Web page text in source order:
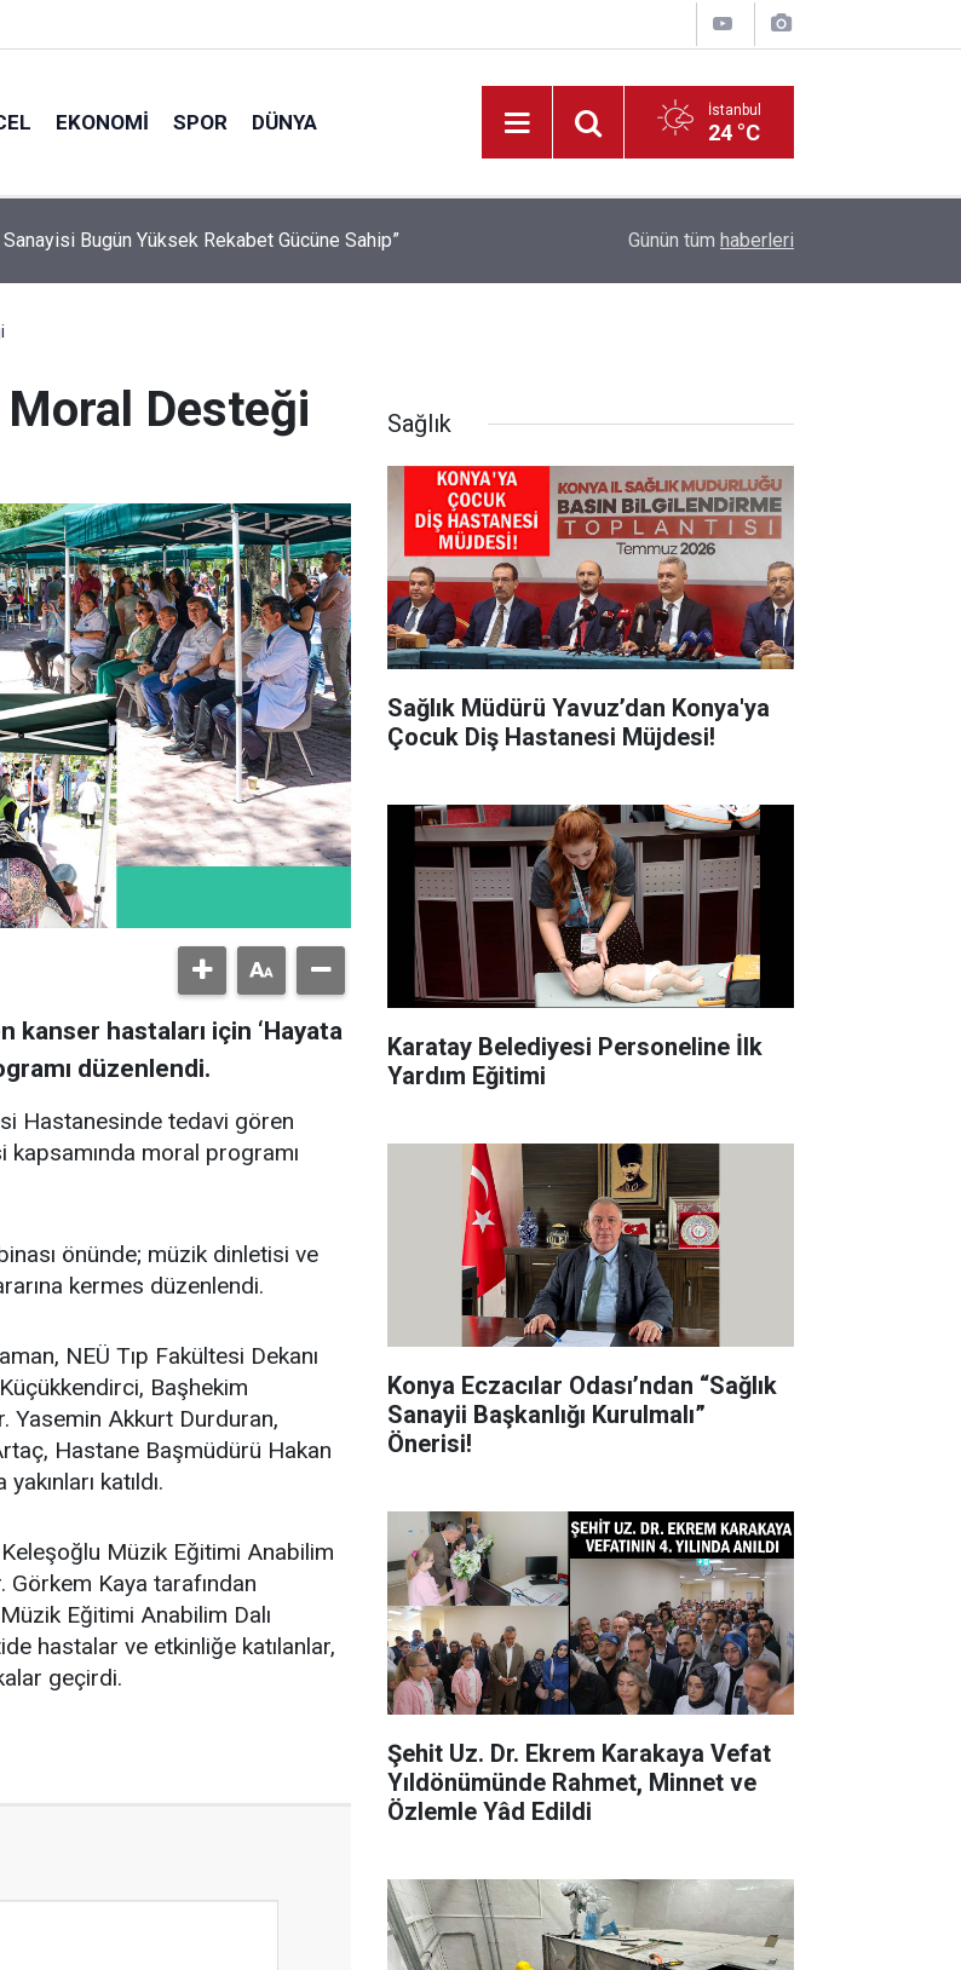
EKONOMI SPOR DÜNYA İstanbul
24 °C
Bugün Yüksek Rekabet Gücüne Sahip” HAYAT 112 Acil Kamu Spotu Yayında!
Günün tüm haberleri
Moral Desteği
kanser hastaları için ‘Hayata
düzenlendi.
Hastanesinde tedavi gören
kapsamında moral programı
önünde; müzik dinletisi ve
kermes düzenlendi.
NEÜ Tıp Fakültesi Dekanı
Başhekim
Yasemin Akkurt Durduran,
Hastane Başmüdürü Hakan
katıldı.
Müzik Eğitimi Anabilim
Görkem Kaya tarafından
Eğitimi Anabilim Dalı
hastalar ve etkinliğe katılanlar,
geçirdi.
Sağlık
Sağlık Müdürü Yavuz’dan Konya'ya
Çocuk Diş Hastanesi Müjdesi!
Karatay Belediyesi Personeline İlk
Yardım Eğitimi
Konya Eczacılar Odası’ndan “Sağlık
Sanayii Başkanlığı Kurulmalı”
Önerisi!
Şehit Uz. Dr. Ekrem Karakaya Vefat
Yıldönümünde Rahmet, Minnet ve
Özlemle Yâd Edildi